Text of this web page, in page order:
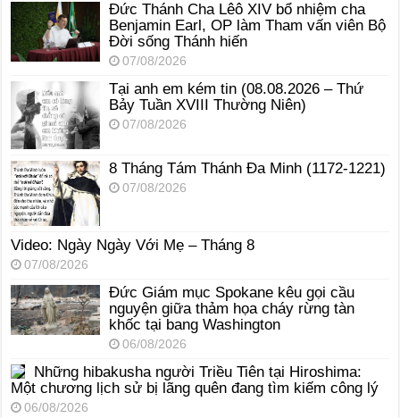
Đức Thánh Cha Lêô XIV bổ nhiệm cha
Benjamin Earl, OP làm Tham vấn viên Bộ
Đời sống Thánh hiến
07/08/2026
Tại anh em kém tin (08.08.2026 – Thứ
Bảy Tuần XVIII Thường Niên)
07/08/2026
8 Tháng Tám Thánh Ða Minh (1172-1221)
07/08/2026
Video: Ngày Ngày Với Mẹ – Tháng 8
07/08/2026
Đức Giám mục Spokane kêu gọi cầu
nguyện giữa thảm họa cháy rừng tàn
khốc tại bang Washington
06/08/2026
Những hibakusha người Triều Tiên tại Hiroshima:
Một chương lịch sử bị lãng quên đang tìm kiếm công lý
06/08/2026